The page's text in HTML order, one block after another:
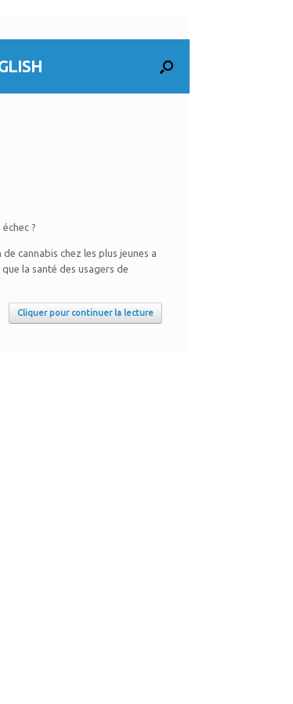
?
cannabis chez les plus jeunes a
la santé des usagers de
Cliquer pour continuer la lecture